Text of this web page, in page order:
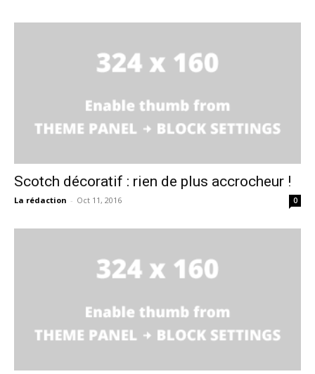
Scotch décoratif : rien de plus accrocheur !
La rédaction - Oct 11, 2016 0